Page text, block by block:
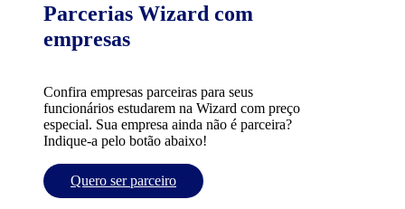
Parcerias Wizard com
empresas
Confira empresas parceiras para seus
funcionários estudarem na Wizard com preço
especial. Sua empresa ainda não é parceira?
Indique-a pelo botão abaixo!
Quero ser parceiro